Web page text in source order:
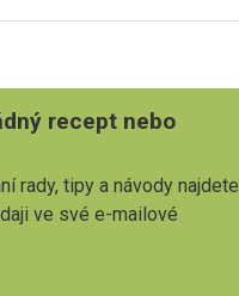
recept nebo
rady, tipy a návody najdete
ve své e-mailové